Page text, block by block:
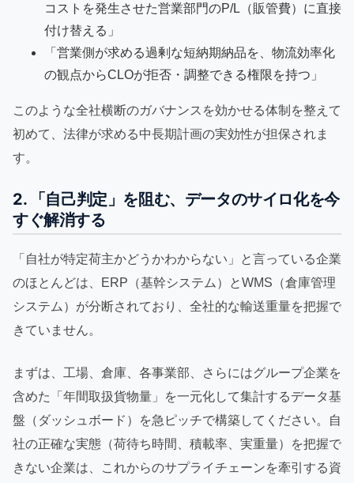
コストを発生させた営業部門のP/L（販管費）に直接
付け替える」
「営業側が求める過剰な短納期納品を、物流効率化
の観点からCLOが拒否・調整できる権限を持つ」
このような全社横断のガバナンスを効かせる体制を整えて
初めて、法律が求める中長期計画の実効性が担保されま
す。
2. 「自己判定」を阻む、データのサイロ化を今
すぐ解消する
「自社が特定荷主かどうかわからない」と言っている企業
のほとんどは、ERP（基幹システム）とWMS（倉庫管理
システム）が分断されており、全社的な輸送重量を把握で
きていません。
まずは、工場、倉庫、各事業部、さらにはグループ企業を
含めた「年間取扱貨物量」を一元化して集計するデータ基
盤（ダッシュボード）を急ピッチで構築してください。自
社の正確な実態（荷待ち時間、積載率、実重量）を把握で
きない企業は、これからのサプライチェーンを牽引する資